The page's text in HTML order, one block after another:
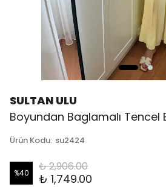
SULTAN ULU
Boyundan Baglamalı Tencel
Ürün Kodu: su2424
%40 ₺ 2,906.00
₺ 1,749.00